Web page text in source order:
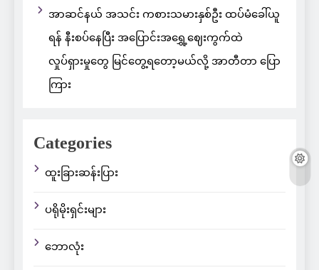
အာဆင်နယ် အသင်း ကစားသမားနှစ်ဦး ထပ်မံခေါ်ယူ
ရန် နီးစပ်နေပြီး အပြောင်းအရွှေ့ဈေးကွက်ထဲ
လှုပ်ရှားမှုတွေ မြင်တွေ့ရတော့မယ်လို့ အာတီတာ ပြော
ကြား
Categories
ထူးခြားဆန်းပြား
ပရိုမိုးရှင်းများ
ဘောလုံး